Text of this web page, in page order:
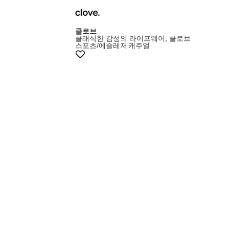
클로브
클래식한 감성의 라이프웨어, 클로브
스포츠/에슬레저 캐주얼